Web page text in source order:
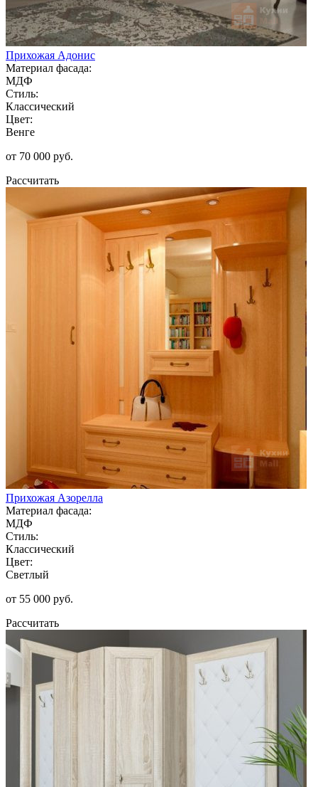
Прихожая Адонис
Материал фасада:
МДФ
Стиль:
Классический
Цвет:
Венге
от 70 000 руб.
Рассчитать
Прихожая Азорелла
Материал фасада:
МДФ
Стиль:
Классический
Цвет:
Светлый
от 55 000 руб.
Рассчитать